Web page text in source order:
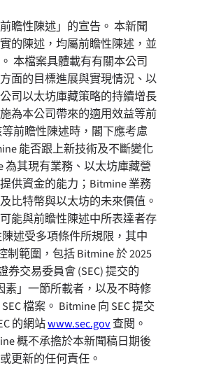
瞻性陳述」的宣告。 本新聞
的陳述，均屬前瞻性陳述，並
本檔案具體載有有關本公司
面的目標進展與實現情況、以
司以太坊庫藏策略的持續增長
為本公司帶來的適用效益等前
前瞻性陳述時，閣下應考慮
能否跟上新技術及不斷變化
為其現有業務、以太坊庫藏營
供資金的能力；Bitmine 業務
比特幣與以太坊的未來價值。
能與前瞻性陳述中所表達者存
述受多項條件所規限，其中
制範圍，包括 Bitmine 於 2025
券交易委員會 (SEC) 提交的
素」一節所載者，以及不時修
檔案。 Bitmine 向 SEC 提交
的網站www.sec.gov查閱。
概不承擔於本新聞稿日期後
更新的任何責任。